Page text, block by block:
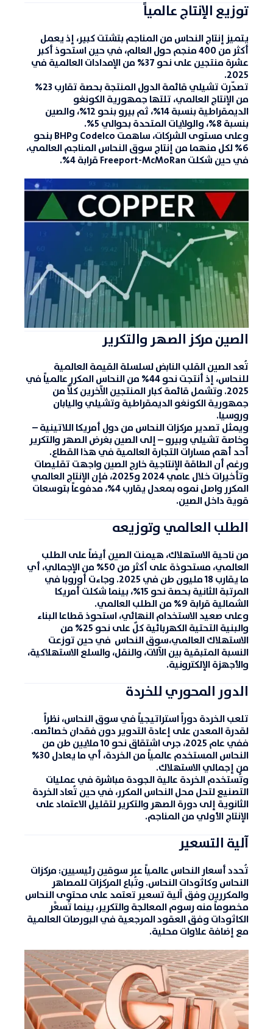
توزيع الإنتاج عالمياً
يتميز إنتاج النحاس من المناجم بتشتت كبير، إذ يعمل
أكثر من400 منجم حول العالم، في حين استحوذأكبر
عشرة منتجينعلى نحو37% من الإمدادات العالمية في
2025.
تصدّرتتشيليقائمة الدول المنتجة بحصة تقارب23%
من الإنتاج العالمي، تلتهاجمهورية الكونغو
الديمقراطيةبنسبة14% ، ثمبيروبنحو12% ، والصين
بنسبة8% ، والولايات المتحدةبحوالي5%
.
وعلى مستوى الشركات، ساهمتCodelcoوBHPبنحو
6% لكل منهما من إنتاج سوق النحاس المناجم العالمي،
في حين شكلتFreeport-McMoRanقرابة4%
.
الصين مركز الصهر والتكرير
تُعد الصين القلب النابض لسلسلة القيمة العالمية
للنحاس، إذ أنتجت نحو 44% من النحاس المكرر عالمياً في
2025. وتشمل قائمة كبار المنتجين الآخرين كلّاً من
جمهورية الكونغو الديمقراطية وتشيلي واليابان
وروسيا.
ويمثل تصدير مركزات النحاس من دول أمريكا اللاتينية –
وخاصةتشيلي وبيرو– إلى الصين بغرض الصهر والتكرير
أحد أهم مسارات التجارة العالمية في هذا القطاع.
ورغم أن الطاقة الإنتاجية خارج الصين واجهت تقليصات
وتأخيرات خلال عامي 2024 و2025، فإن الإنتاج العالمي
المكرر واصل نموه بمعدل يقارب4% ، مدفوعاً بتوسعات
قوية داخل الصين.
الطلب العالمي وتوزيعه
من ناحية الاستهلاك، هيمنت الصين أيضاً على الطلب
العالمي، مستحوذة على أكثر من50% من الإجمالي، أي
ما يقارب18 مليون طن في 2025. وجاءت أوروبافي
المرتبة الثانية بحصة نحو15% ، بينما شكلتأمريكا
الشماليةقرابة9% من الطلب العالمي.
وعلى صعيد الاستخدام النهائي، استحوذقطاعا البناء
والبنية التحتية الكهربائيةكلٌ على نحو 25% من
الاستهلاك العالمي،سوق النحاس في حين توزعت
النسبة المتبقية بينالآلات، والنقل، والسلع الاستهلاكية،
والأجهزة الإلكترونية.
الدور المحوري للخردة
تلعب الخردة دوراً استراتيجياً في سوق النحاس، نظراً
لقدرة المعدن على إعادة التدوير دون فقدان خصائصه.
ففي عام 2025، جرى اشتقاق نحو 10 ملايين طن من
النحاس المستخدم عالمياً من الخردة، أي ما يعادل 30%
من إجمالي الاستهلاك.
وتُستخدم الخردة عالية الجودة مباشرة في عمليات
التصنيع لتحل محل النحاس المكرر، في حين تُعاد الخردة
الثانوية إلى دورة الصهر والتكرير لتقليل الاعتماد على
الإنتاج الأولي من المناجم.
آلية التسعير
تُحدد أسعار النحاس عالمياً عبر سوقين رئيسيين:مركزات
النحاسوكاثودات النحاس. وتُباع المركزات للمصاهر
والمكررين وفق آلية تسعير تعتمد علىمحتوى النحاس
مخصوماً منه رسوم المعالجة والتكرير، بينما تُسعَّر
الكاثودات وفق العقود المرجعية في البورصات العالمية
مع إضافة علاوات محلية.